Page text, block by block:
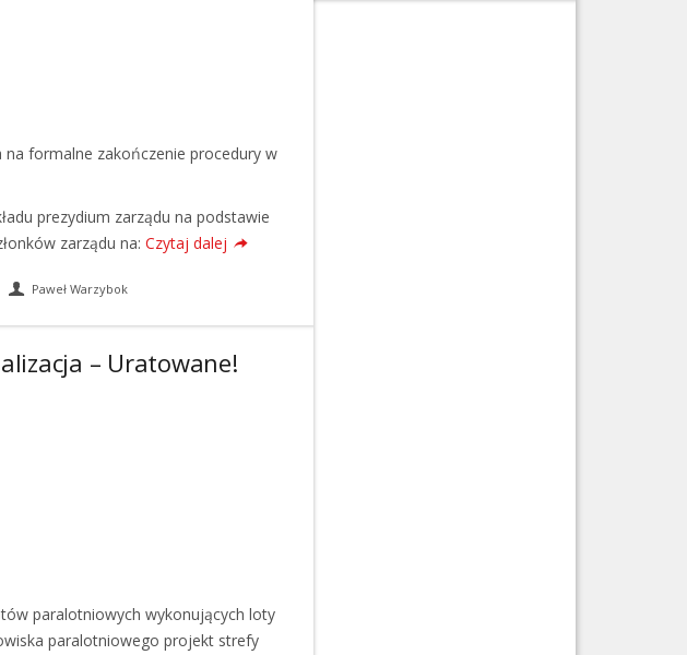
formalne zakończenie procedury w
prezydium zarządu na podstawie
zarządu na: Czytaj dalej
Paweł Warzybok
– Uratowane!
paralotniowych wykonujących loty
paralotniowego projekt strefy